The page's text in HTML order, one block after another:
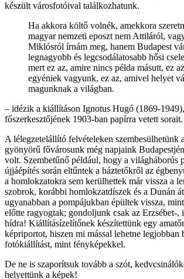
készült városfotóival találkozhatunk.
Ha akkora költő volnék, amekkora
magyar nemzeti eposzt nem Attiláról,
Miklósról írnám meg, hanem Budapest
legnagyobb és legcsodálatosabb hősi
mert ez az, amire nincs példa másutt, ez
egyéniek vagyunk, ez az, amivel helyet
magunknak a világban.
– idézik a kiállításon Ignotus Hugó (1869-
főszerkesztőjének 1903-ban papírra vetett sorait.
A lélegzetelállító felvételeken szembesülhetünk
gyönyörű fővárosunk még napjaink
volt. Szembetűnő például, hogy a világháborús
újjáépítés során eltűntek a háztetőkről az
a homlokzatokra sem kerülhettek már vissza a
szobrok, korábbi homlokzatdíszek és a Dunán
ugyanabban a pompájukban épültek vissza,
előtte ragyogtak; gondoljunk csak az Erzsébet-,
hídra! Kiállításízelítőnek készítettünk egy
képriportot, hiszen mi mással lehetne legjobban
fotókiállítást, mint fényképekkel.
De ne is szaporítsuk tovább a szót,
helyettünk a képek!